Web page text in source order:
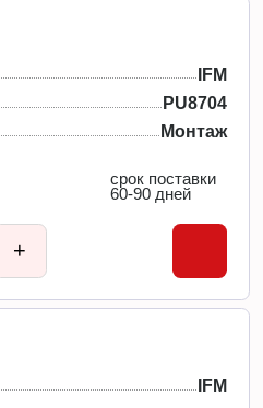
IFM
PU8704
Монтаж
срок поставки
60-90 дней
+
IFM